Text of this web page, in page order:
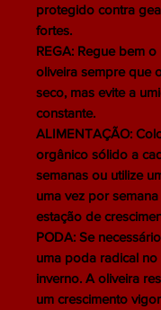
protegido contra
fortes.
REGA: Regue bem
oliveira sempre que
seco, mas evite a
constante.
ALIMENTAÇÃO:
orgânico sólido a
semanas ou utilize
uma vez por
estação de
PODA: Se
uma poda radical no
inverno. A oliveira
um crescimento